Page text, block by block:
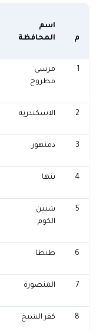
م
اسم
المحافظة
1
مرسى
مطروح
2 الاسكندريه
3 دمنهور
4 بنها
5
شبين
الكوم
6 طنطا
7 المنصورة
8 كفر الشيخ